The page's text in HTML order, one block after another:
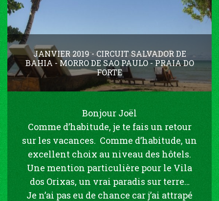
JANVIER 2019 - CIRCUIT SALVADOR DE
BAHIA - MORRO DE SAO PAULO - PRAIA DO
FORTE
Bonjour Joël
Comme d’habitude, je te fais un retour
sur les vacances. Comme d’habitude, un
excellent choix au niveau des hôtels.
Une mention particulière pour le Vila
dos Orixas, un vrai paradis sur terre…
Je n’ai pas eu de chance car j’ai attrapé